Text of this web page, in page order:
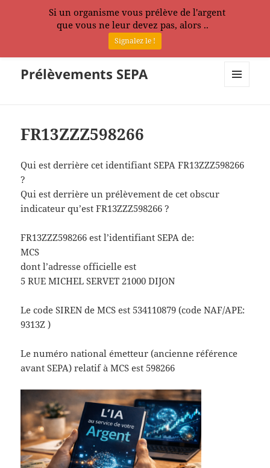
Prélèvements SEPA
FR13ZZZ598266
Qui est derrière cet identifiant SEPA FR13ZZZ598266
?
Qui est derrière un prélèvement de cet obscur
indicateur qu’est FR13ZZZ598266 ?
FR13ZZZ598266 est l’identifiant SEPA de:
MCS
dont l’adresse officielle est
5 RUE MICHEL SERVET 21000 DIJON
Le code SIREN de MCS est 534110879 (code NAF/APE:
9313Z )
Le numéro national émetteur (ancienne référence
avant SEPA) relatif à MCS est 598266
Si un organisme vous prélève de l'argent
que vous ne leur devez pas, alors ..
Signalez le !